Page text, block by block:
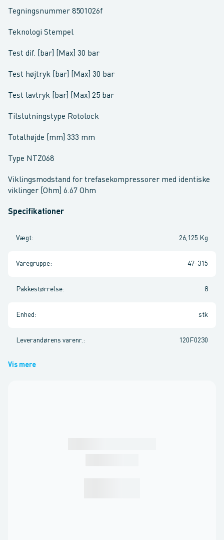
Tegningsnummer 8501026f
Teknologi Stempel
Test dif. [bar] [Max] 30 bar
Test højtryk [bar] [Max] 30 bar
Test lavtryk [bar] [Max] 25 bar
Tilslutningstype Rotolock
Totalhøjde [mm] 333 mm
Type NTZ068
Viklingsmodstand for trefasekompressorer med identiske
viklinger [Ohm] 6.67 Ohm
Specifikationer
Vægt: 26,125 Kg
Varegruppe: 47-315
Pakkestørrelse: 8
Enhed : stk
Leverandørens varenr. : 120F0230
Vis mere